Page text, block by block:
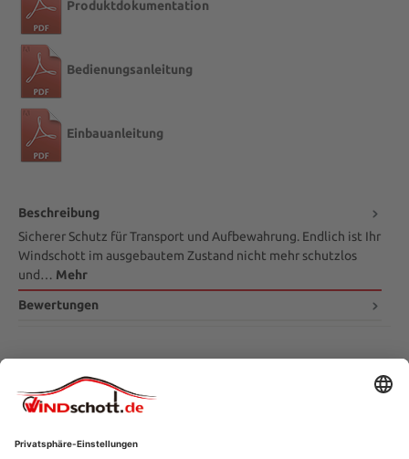
Produktdokumentation
Bedienungsanleitung
Einbauanleitung
Beschreibung
Sicherer Schutz für Transport und Aufbewahrung. Endlich ist Ihr
Windschott im ausgebautem Zustand nicht mehr schutzlos
und… Mehr
Bewertungen
SERVICE-HOTLINE